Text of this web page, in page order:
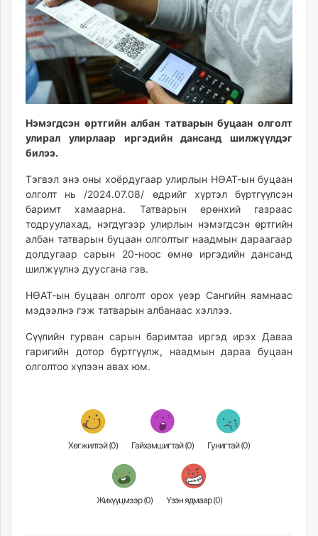
ikon.mn
mnb.mn
Livetv.mn
Eguur.mn
24tsag.mn
shuud.mn
eagle.mn
ergelt.mn
zarig.mn
mminfo.mn
ugluu.mn
urlag.mn
unen.mn
shudarga.mn
shuurhai.mn
unuudur.mn
isee.mn
mglradio.com
Нэмэгдсэн өртгийн албан татварын буцаан олголт
улирал улирлаар иргэдийн дансанд шилжүүлдэг
билээ.
Тэгвэл энэ оны хоёрдугаар улирлын НӨАТ-ын буцаан
олголт нь /2024.07.08/ өдрийг хүртэл бүртгүүлсэн
баримт хамаарна. Татварын ерөнхий газраас
тодруулахад, нэгдүгээр улирлын нэмэгдсэн өртгийн
албан татварын буцаан олголтыг наадмын дараагаар
долдугаар сарын 20-ноос өмнө иргэдийн дансанд
шилжүүлнэ дуусгана гэв.
НӨАТ-ын буцаан олголт орох үеэр Сангийн яамнаас
мэдээлнэ гэж татварын албанаас хэллээ.
Сүүлийн гурван сарын баримтаа иргэд ирэх Даваа
гаригийн дотор бүртгүүлж, наадмын дараа буцаан
олголтоо хүлээн авах юм.
Хөгжилтэй (0) Гайхамшигтай (0) Гунигтай (0)
Жихүүцмээр (0) Үзэн ядмаар (0)